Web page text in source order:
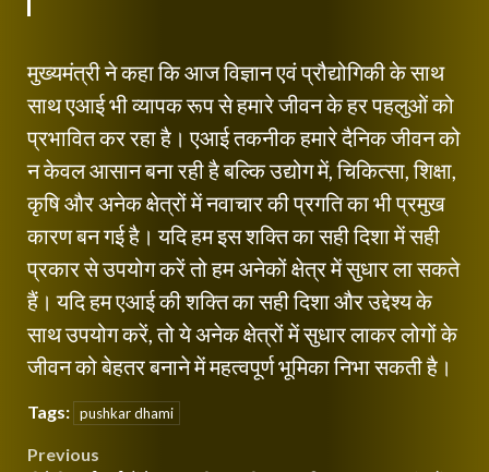
मुख्यमंत्री ने कहा कि आज विज्ञान एवं प्रौद्योगिकी के साथ
साथ एआई भी व्यापक रूप से हमारे जीवन के हर पहलुओं को
प्रभावित कर रहा है। एआई तकनीक हमारे दैनिक जीवन को
न केवल आसान बना रही है बल्कि उद्योग में, चिकित्सा, शिक्षा,
कृषि और अनेक क्षेत्रों में नवाचार की प्रगति का भी प्रमुख
कारण बन गई है। यदि हम इस शक्ति का सही दिशा में सही
प्रकार से उपयोग करें तो हम अनेकों क्षेत्र में सुधार ला सकते
हैं। यदि हम एआई की शक्ति का सही दिशा और उद्देश्य के
साथ उपयोग करें, तो ये अनेक क्षेत्रों में सुधार लाकर लोगों के
जीवन को बेहतर बनाने में महत्वपूर्ण भूमिका निभा सकती है।
Tags: pushkar dhami
Post
Previous